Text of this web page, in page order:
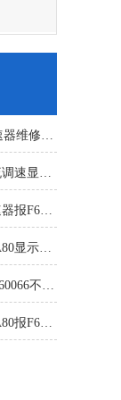
定期开展ABB直流调速器维修与故障修复降低工业生产的故障风险
西门子6RA80上电直流调速显示F60068修复解决
西门子6RA80直流调速器报F60161修复方法有
西门子直流变频器6RA80显示报F60097代码修复
西门子直流调速器报F60066不能复位修复解决
西门子直流变频器6RA80报F60005修复排除